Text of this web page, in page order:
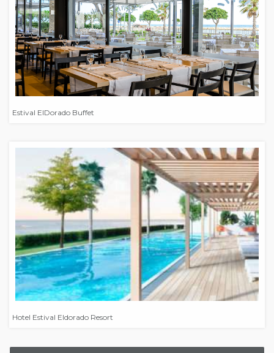
Estival ElDorado Buffet
Hotel Estival Eldorado Resort